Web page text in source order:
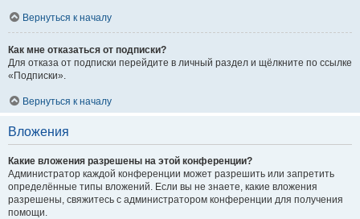
Вернуться к началу
Как мне отказаться от подписки?
Для отказа от подписки перейдите в личный раздел и щёлкните по ссылке
«Подписки».
Вернуться к началу
Вложения
Какие вложения разрешены на этой конференции?
Администратор каждой конференции может разрешить или запретить
определённые типы вложений. Если вы не знаете, какие вложения
разрешены, свяжитесь с администратором конференции для получения
помощи.